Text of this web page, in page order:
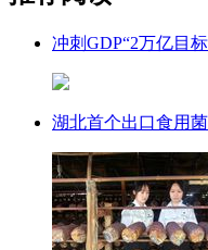
冲刺GDP“2万亿目
湖北首个出口食用